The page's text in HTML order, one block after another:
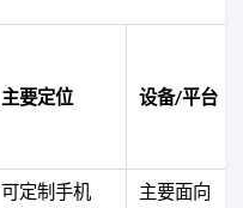
主要定位 设备/平台
可定制手机
主要面向